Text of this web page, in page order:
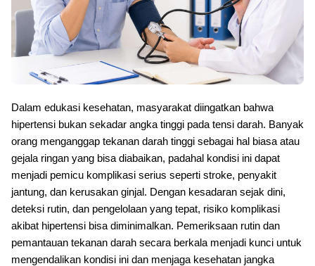
Dalam edukasi kesehatan, masyarakat diingatkan bahwa
hipertensi bukan sekadar angka tinggi pada tensi darah. Banyak
orang menganggap tekanan darah tinggi sebagai hal biasa atau
gejala ringan yang bisa diabaikan, padahal kondisi ini dapat
menjadi pemicu komplikasi serius seperti stroke, penyakit
jantung, dan kerusakan ginjal. Dengan kesadaran sejak dini,
deteksi rutin, dan pengelolaan yang tepat, risiko komplikasi
akibat hipertensi bisa diminimalkan. Pemeriksaan rutin dan
pemantauan tekanan darah secara berkala menjadi kunci untuk
mengendalikan kondisi ini dan menjaga kesehatan jangka